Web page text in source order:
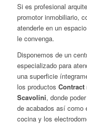
Si es profesional
promotor inmobiliario,
atenderle en un
le convenga.
Disponemos de un
especializado para
una superficie
los productos Contract
Scavolini, donde
de acabados así como
cocina y los